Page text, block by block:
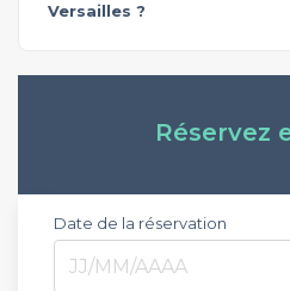
Versailles ?
Réservez
Date de la réservation